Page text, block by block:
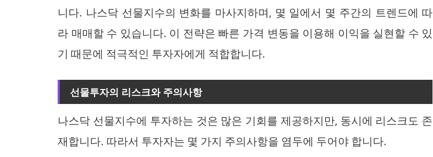
니다. 나스닥 선물지수의 변화를 마사지하며, 몇 일에서 몇 주간의 트렌드에 따
라 매매할 수 있습니다. 이 전략은 빠른 가격 변동을 이용해 이익을 실현할 수 있
기 때문에 적극적인 투자자에게 적합합니다.
선물투자의 리스크와 주의사항
나스닥 선물지수에 투자하는 것은 많은 기회를 제공하지만, 동시에 리스크도 존
재합니다. 따라서 투자자는 몇 가지 주의사항을 염두에 두어야 합니다.